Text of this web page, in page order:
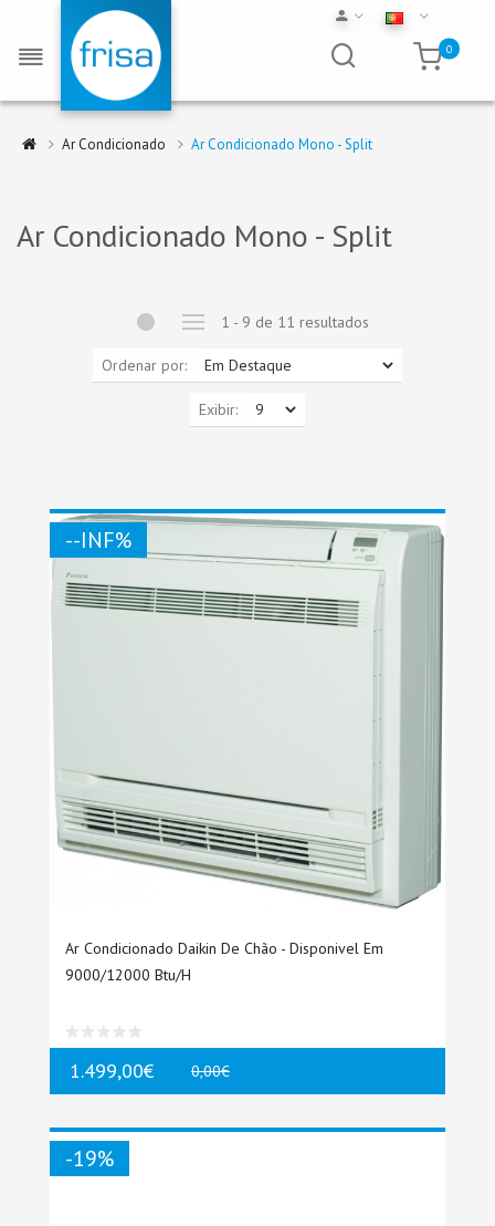
0
Ar Condicionado Ar Condicionado Mono - Split
Ar Condicionado Mono - Split
1 - 9 de 11 resultados
Ordenar por:
Exibir:
--INF%
Ar Condicionado Daikin De Chão - Disponivel Em
9000/12000 Btu/h
1.499,00€ 0,00€
-19%